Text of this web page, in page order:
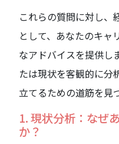
これらの質問に対し、
として、あなたのキャ
なアドバイスを提供し
たは現状を客観的に分
立てるための道筋を見
1. 現状分析：なぜ
か？